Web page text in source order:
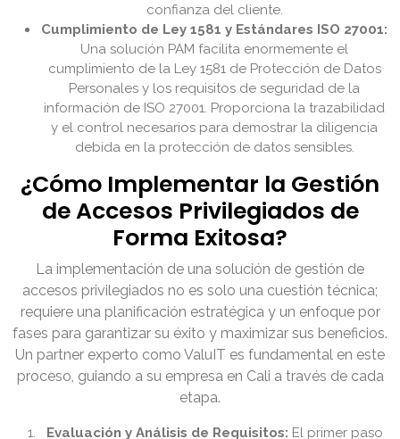
confianza del cliente.
Cumplimiento de Ley 1581 y Estándares ISO 27001:
Una solución PAM facilita enormemente el
cumplimiento de la Ley 1581 de Protección de Datos
Personales y los requisitos de seguridad de la
información de ISO 27001. Proporciona la trazabilidad
y el control necesarios para demostrar la diligencia
debida en la protección de datos sensibles.
¿Cómo Implementar la Gestión
de Accesos Privilegiados de
Forma Exitosa?
La implementación de una solución de gestión de
accesos privilegiados no es solo una cuestión técnica;
requiere una planificación estratégica y un enfoque por
fases para garantizar su éxito y maximizar sus beneficios.
Un partner experto como ValuIT es fundamental en este
proceso, guiando a su empresa en Cali a través de cada
etapa.
Evaluación y Análisis de Requisitos: El primer paso